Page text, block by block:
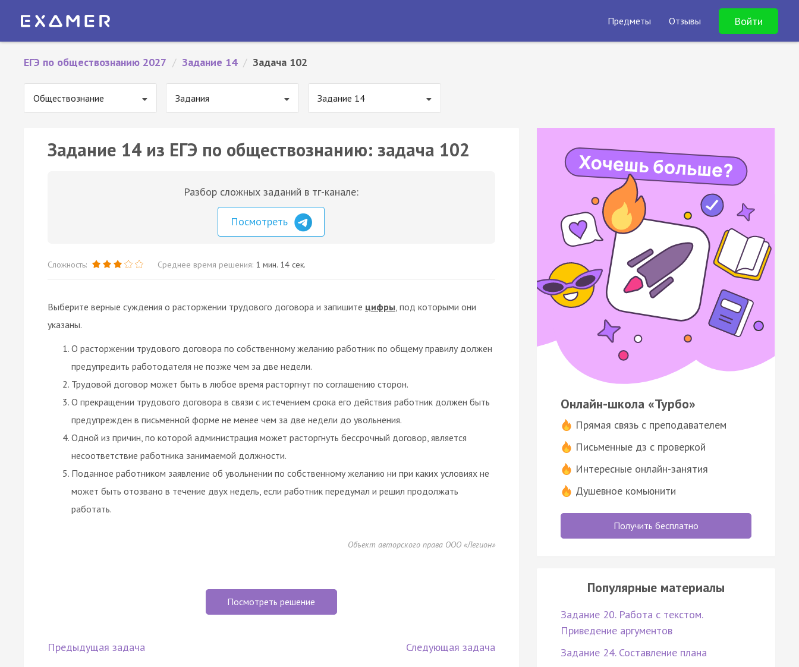
Предметы Отзывы Войти
ЕГЭ по обществознанию 2027 / Задание 14 / Задача 102
Обществознание Задания Задание 14
Задание 14 из ЕГЭ по обществознанию: задача 102
Разбор сложных заданий в тг-канале:
Посмотреть
Сложность: Среднее время решения: 1 мин. 14 сек.
Выберите верные суждения о расторжении трудового договора и запишите цифры , под которыми они
указаны.
О расторжении трудового договора по собственному желанию работник по общему правилу должен
предупредить работодателя не позже чем за две недели.
Трудовой договор может быть в любое время расторгнут по соглашению сторон.
О прекращении трудового договора в связи с истечением срока его действия работник должен быть
предупрежден в письменной форме не менее чем за две недели до увольнения.
Одной из причин, по которой администрация может расторгнуть бессрочный договор, является
несоответствие работника занимаемой должности.
Поданное работником заявление об увольнении по собственному желанию ни при каких условиях не
может быть отозвано в течение двух недель, если работник передумал и решил продолжать
работать.
Объект авторского права ООО «Легион»
Посмотреть решение
Предыдущая задача Следующая задача
Онлайн-школа «Турбо»
Прямая связь с преподавателем
Письменные дз с проверкой
Интересные онлайн-занятия
Душевное комьюнити
Получить бесплатно
Популярные материалы
Задание 20. Работа с текстом.
Приведение аргументов
Задание 24. Составление плана